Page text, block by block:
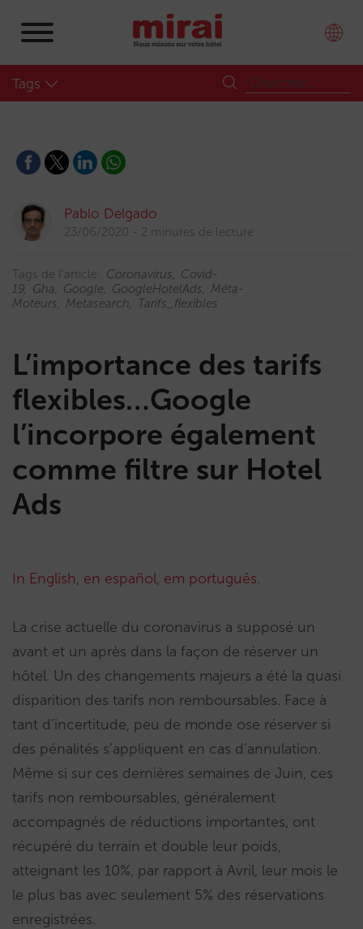
Tags
Pablo Delgado
23/06/2020 2 minutes de lecture
Tags de l'article: Coronavirus
Covid-
19
Gha Google GoogleHotelAds
Méta-
Moteurs
Metasearch Tarifs_flexibles
L’importance des tarifs
flexibles…Google
l’incorpore également
comme filtre sur Hotel
Ads
In English, en español, em português.
La crise actuelle du coronavirus a supposé un
avant et un après dans la façon de réserver un
hôtel. Un des changements majeurs a été la quasi
disparition des tarifs non remboursables. Face à
tant d’incertitude, peu de monde ose réserver si
des pénalités s’appliquent en cas d’annulation.
Même si sur ces dernières semaines de Juin, ces
tarifs non remboursables, généralement
accompagnés de réductions importantes, ont
récupéré du terrain et double leur poids,
atteignant les 10%, par rapport à Avril, leur mois le
le plus bas avec seulement 5% des réservations
enregistrées.